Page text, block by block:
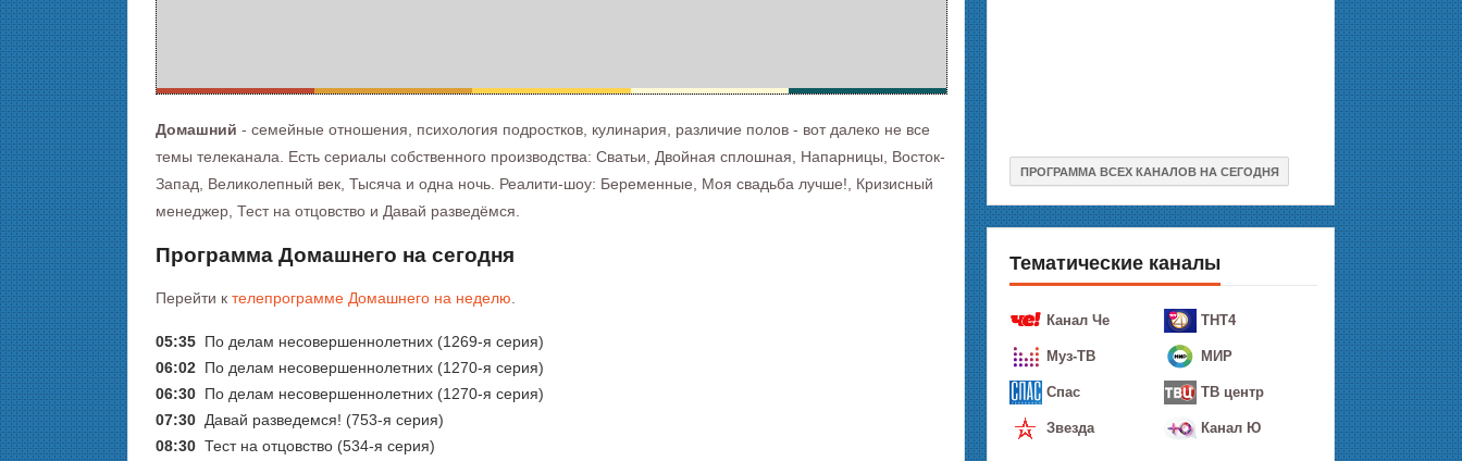
Домашний - семейные отношения, психология подростков, кулинария, различие полов - вот далеко не все
темы телеканала. Есть сериалы собственного производства: Сватьи, Двойная сплошная, Напарницы, Восток-
Запад, Великолепный век, Тысяча и одна ночь. Реалити-шоу: Беременные, Моя свадьба лучше!, Кризисный
менеджер, Тест на отцовство и Давай разведёмся.
Программа Домашнего на сегодня
Перейти к телепрограмме Домашнего на неделю
05:35 По делам несовершеннолетних (1269-я серия)
06:02 По делам несовершеннолетних (1270-я серия)
06:30 По делам несовершеннолетних (1270-я серия)
07:30 Давай рaзвeдемся! (753-я серия)
08:30 Тест на отцовство (534-я серия)
ПРОГРАММА ВСЕХ КАНАЛОВ НА СЕГОДНЯ
Тематические каналы
Канал Че
Муз-ТВ
Спас
Звезда
ТНТ4
МИР
ТВ центр
Канал Ю